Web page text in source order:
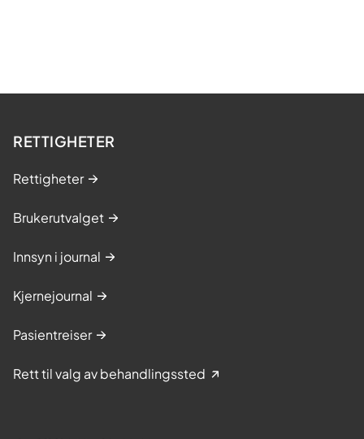
RETTIGHETER
Rettigheter
Brukerutvalget
Innsyn i journal
Kjernejournal
Pasientreiser
Rett til valg av behandlingssted